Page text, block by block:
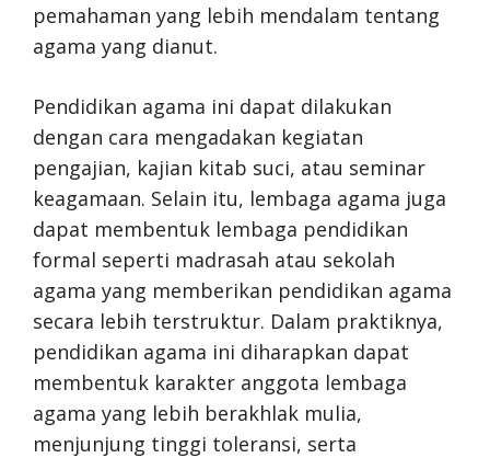
pemahaman yang lebih mendalam tentang
agama yang dianut.
Pendidikan agama ini dapat dilakukan
dengan cara mengadakan kegiatan
pengajian, kajian kitab suci, atau seminar
keagamaan. Selain itu, lembaga agama juga
dapat membentuk lembaga pendidikan
formal seperti madrasah atau sekolah
agama yang memberikan pendidikan agama
secara lebih terstruktur. Dalam praktiknya,
pendidikan agama ini diharapkan dapat
membentuk karakter anggota lembaga
agama yang lebih berakhlak mulia,
menjunjung tinggi toleransi, serta